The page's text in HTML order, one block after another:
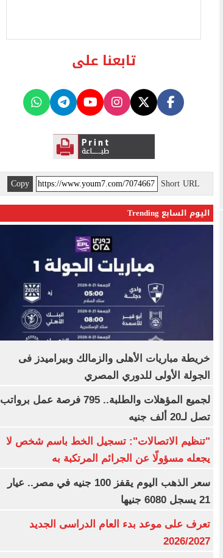
تابعنا على
Short URL
Copy
اليوم السابع Trending
خريطة مباريات الأهلى والزمالك وبيراميدز فى
الجولة الأولى للدوري المصري
لجميع المؤهلات والطلبة.. 795 فرصة عمل برواتب
تصل لـ20 ألف جنيه
"تنظيم الاتصالات": تسجيل الخط باسم شخص لا
يجعله مسؤولًا عن الجرائم المرتكبة به
سعر الذهب اليوم يقفز 100 جنيه في مصر.. عيار
21 يسجل 6080 جنيها
تعرف على موعد بدء العام الدراسى الجديد
2026/2027